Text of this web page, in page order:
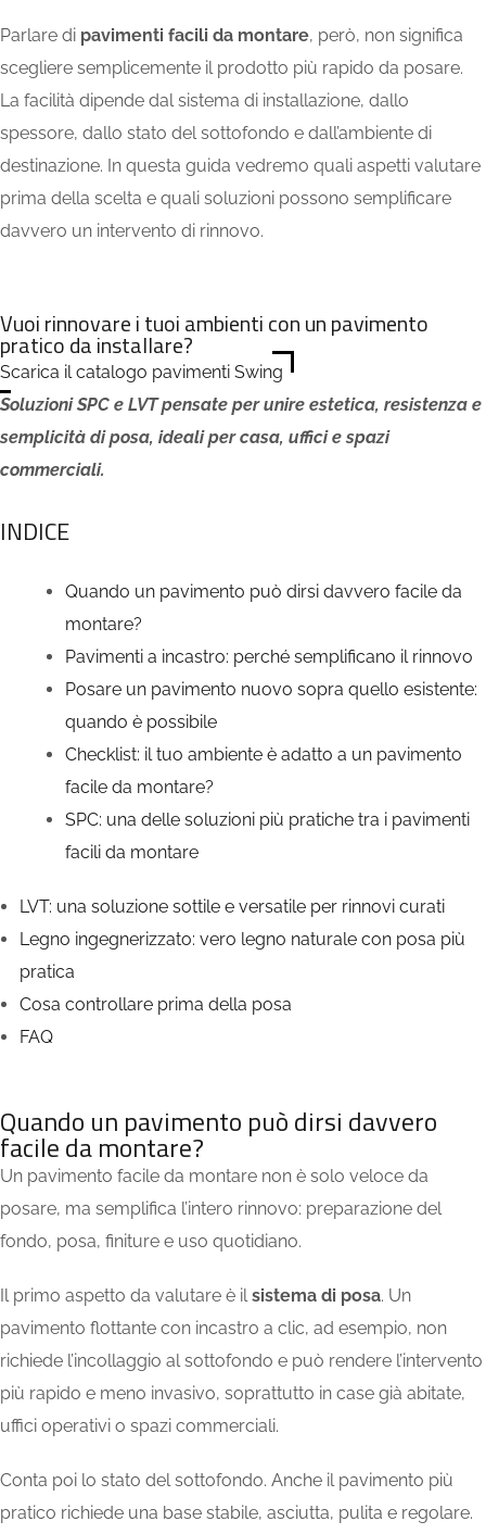
Parlare di pavimenti facili da montare, però, non significa
scegliere semplicemente il prodotto più rapido da posare.
La facilità dipende dal sistema di installazione, dallo
spessore, dallo stato del sottofondo e dall’ambiente di
destinazione. In questa guida vedremo quali aspetti valutare
prima della scelta e quali soluzioni possono semplificare
davvero un intervento di rinnovo.
Vuoi rinnovare i tuoi ambienti con un pavimento
pratico da installare?
Scarica il catalogo pavimenti Swing
Soluzioni SPC e LVT pensate per unire estetica, resistenza e
semplicità di posa, ideali per casa, uffici e spazi
commerciali.
INDICE
Quando un pavimento può dirsi davvero facile da
montare?
Pavimenti a incastro: perché semplificano il rinnovo
Posare un pavimento nuovo sopra quello esistente:
quando è possibile
Checklist: il tuo ambiente è adatto a un pavimento
facile da montare?
SPC: una delle soluzioni più pratiche tra i pavimenti
facili da montare
LVT: una soluzione sottile e versatile per rinnovi curati
Legno ingegnerizzato: vero legno naturale con posa più
pratica
Cosa controllare prima della posa
FAQ
Quando un pavimento può dirsi davvero
facile da montare?
Un pavimento facile da montare non è solo veloce da
posare, ma semplifica l’intero rinnovo: preparazione del
fondo, posa, finiture e uso quotidiano.
Il primo aspetto da valutare è ilsistema di posa. Un
pavimento flottante con incastro a clic, ad esempio, non
richiede l’incollaggio al sottofondo e può rendere l’intervento
più rapido e meno invasivo, soprattutto in case già abitate,
uffici operativi o spazi commerciali.
Conta poi lo stato del sottofondo. Anche il pavimento più
pratico richiede una base stabile, asciutta, pulita e regolare.